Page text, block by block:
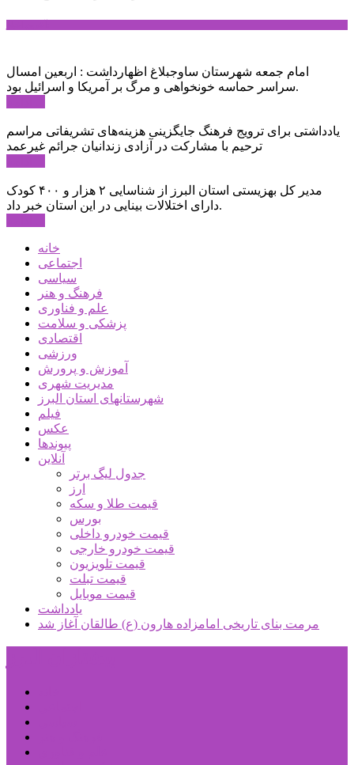
امام جمعه شهرستان ساوجبلاغ اظهارداشت : اربعین امسال
سراسر حماسه خونخواهی و مرگ بر آمریکا و اسرائیل بود.
یادداشتی برای ترویج فرهنگ جایگزینی هزینه‌های تشریفاتی مراسم
ترحیم با مشارکت در آزادی زندانیان جرائم غیرعمد
مدیر کل بهزیستی استان البرز از شناسایی ۲ هزار و ۴۰۰ کودک
دارای اختلالات بینایی در این استان خبر داد.
خانه
اجتماعی
سیاسی
فرهنگ و هنر
علم و فناوری
پزشکی و سلامت
اقتصادی
ورزشی
آموزش و پرورش
مدیریت شهری
شهرستانهای استان البرز
فیلم
عکس
پیوندها
آنلاین
جدول لیگ برتر
ارز
قیمت طلا و سکه
بورس
قیمت خودرو داخلی
قیمت خودرو خارجی
قیمت تلویزیون
قیمت تبلت
قیمت موبایل
یادداشت
مرمت بنای تاریخی امامزاده هارون (ع) طالقان آغاز شد